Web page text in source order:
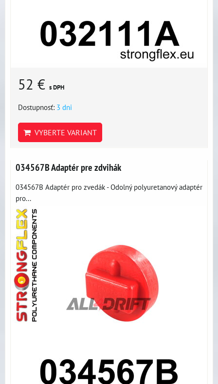
52 € s DPH
Dostupnosť: 3 dni
VYBERTE VARIANT
034567B Adaptér pre zdvihák
034567B Adaptér pro zvedák - Odolný polyuretanový adaptér
pro...